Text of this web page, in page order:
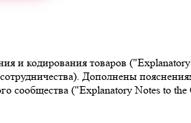
и кодирования товаров
Дополнены
("Explanatory Notes to the